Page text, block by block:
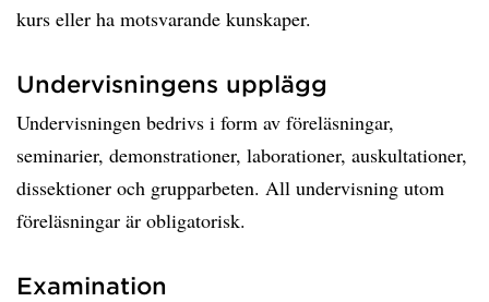
kurs eller ha motsvarande kunskaper.
Undervisningens upplägg
Undervisningen bedrivs i form av föreläsningar,
seminarier, demonstrationer, laborationer, auskultationer,
dissektioner och grupparbeten. All undervisning utom
föreläsningar är obligatorisk.
Examination